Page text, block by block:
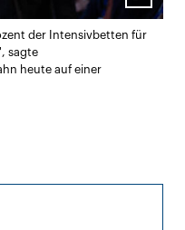
Lightbox
öffnen
der Intensivbetten für
sagte
heute auf einer